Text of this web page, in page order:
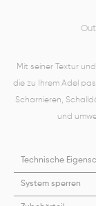
Mit seiner Textur
die zu Ihrem Adel
Scharnieren,
und
Technische
System sperren